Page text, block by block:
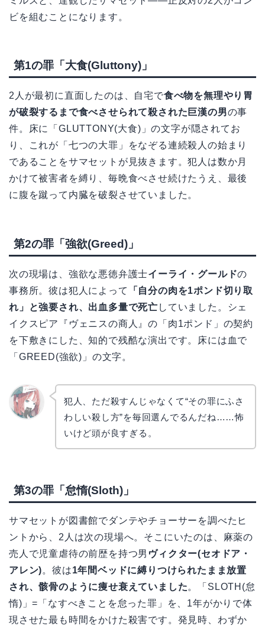
ビを組むことになります。
第1の罪「大食(Gluttony)」
2人が最初に直面したのは、自宅で食べ物を無理やり胃
が破裂するまで食べさせられて殺された巨漢の男の事
件。床に「GLUTTONY(大食)」の文字が隠されてお
り、これが「七つの大罪」をなぞる連続殺人の始まり
であることをサマセットが見抜きます。犯人は数か月
かけて被害者を縛り、毎晩食べさせ続けたうえ、最後
に腹を蹴って内臓を破裂させていました。
第2の罪「強欲(Greed)」
次の現場は、強欲な悪徳弁護士イーライ・グールドの
事務所。彼は犯人によって
「自分の肉を1ポンド切り取
れ」と強要され、出血多量で死亡 していました。シェ
イクスピア『ヴェニスの商人』の「肉1ポンド」の契約
を下敷きにした、知的で残酷な演出です。床には血で
「GREED(強欲)」の文字。
犯人、ただ殺すんじゃなくて“その罪にふさ
わしい殺し方”を毎回選んでるんだね……怖
いけど頭が良すぎる。
第3の罪「怠惰(Sloth)」
サマセットが図書館でダンテやチョーサーを調べたヒ
ントから、2人は次の現場へ。そこにいたのは、麻薬の
売人で児童虐待の前歴を持つ男 ヴィクター(セオドア・
アレン)。彼は1年間ベッドに縛りつけられたまま放置
され、骸骨のように痩せ衰えていました。「SLOTH(怠
惰)」=「なすべきことを怠った罪」を、1年がかりで体
現させた最も時間をかけた殺害です。発見時、わずか